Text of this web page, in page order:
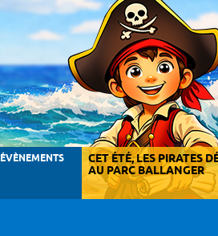
ÉVÈNEMENTS CET ÉTÉ, LES PIRATES
AU PARC BALLANGER